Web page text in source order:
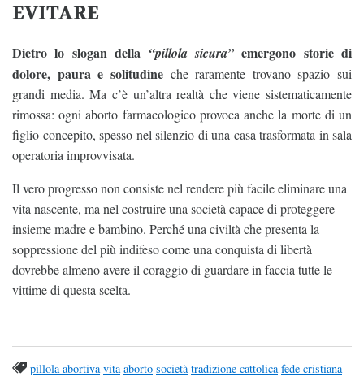
EVITARE
Dietro lo slogan della “pillola sicura”emergono storie di
dolore, paura e solitudineche raramente trovano spazio sui
grandi media. Ma c’è un’altra realtà che viene sistematicamente
rimossa: ogni aborto farmacologico provoca anche la morte di un
figlio concepito, spesso nel silenzio di una casa trasformata in sala
operatoria improvvisata.
Il vero progresso non consiste nel rendere più facile eliminare una
vita nascente, ma nel costruire una società capace di proteggere
insieme madre e bambino. Perché una civiltà che presenta la
soppressione del più indifeso come una conquista di libertà
dovrebbe almeno avere il coraggio di guardare in faccia tutte le
vittime di questa scelta.
pillola abortiva vita aborto società tradizione cattolica fede cristiana